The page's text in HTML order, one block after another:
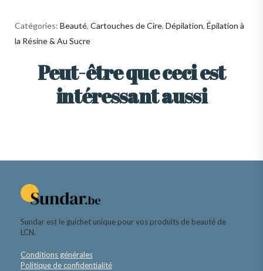
Catégories: Beauté, Cartouches de Cire, Dépilation, Épilation à
la Résine & Au Sucre
Peut-être que ceci est
intéressant aussi
Sundar est le guichet unique pour vos produits de beauté de
LCN.
Conditions générales
Politique de confidentialité